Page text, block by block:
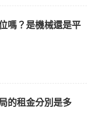
嗎？是機械還是平
的租金分別是多